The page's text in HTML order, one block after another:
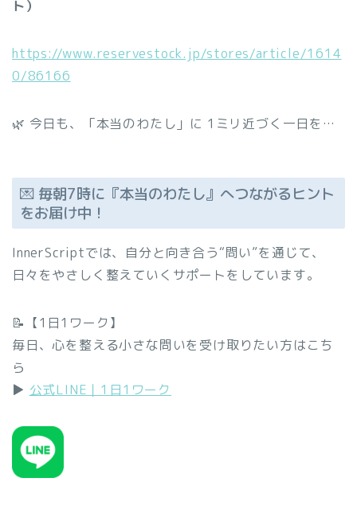
ト）
https://www.reservestock.jp/stores/article/1614
0/86166
🌿 今日も、「本当のわたし」に 1ミリ近づく一日を…
💌 毎朝7時に『本当のわたし』へつながるヒント
をお届け中！
InnerScriptでは、自分と向き合う“問い”を通じて、
日々をやさしく整えていくサポートをしています。
📝【1日1ワーク】
毎日、心を整える小さな問いを受け取りたい方はこち
ら
▶︎ 公式LINE｜1日1ワーク